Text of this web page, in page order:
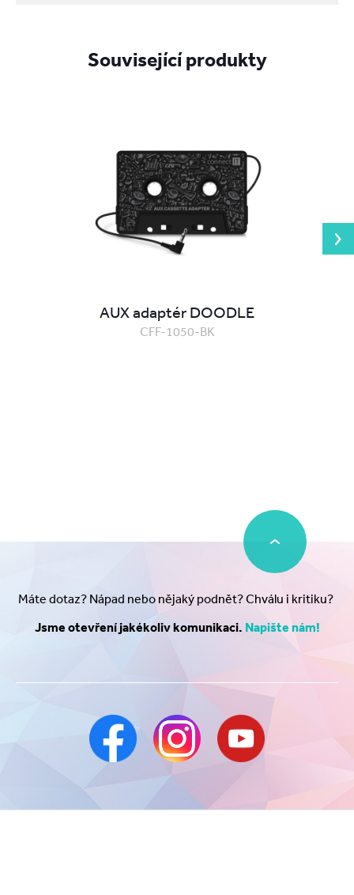
Související produkty
AUX adaptér DOODLE
CFF-1050-BK
Máte dotaz? Nápad nebo nějaký podnět? Chválu i kritiku?
Jsme otevření jakékoliv komunikaci. Napište nám!